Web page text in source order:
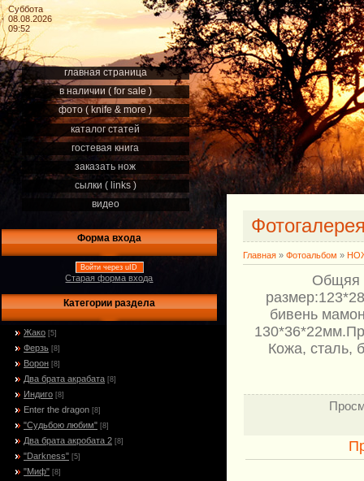
Суббота
08.08.2026
09:52
главная страница
в наличии ( for sale )
фото ( knife & more )
каталог статей
гостевая книга
заказать нож
сылки ( links )
видео
Форма входа
Войти через uID
Старая форма входа
Категории раздела
Жако [5]
Ферзь [8]
Ворон [8]
Два брата акрабата [8]
Индиго [8]
Enter the dragon [8]
"Судьбою любим" [8]
Два брата акробата 2 [8]
"Darkness" [5]
"Миф" [8]
Главная » Фотоальбом »
Общяя
бивень
Кожа, сталь,